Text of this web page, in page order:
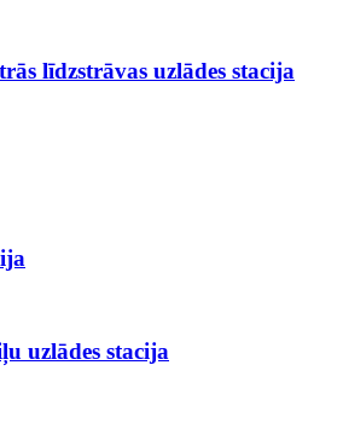
līdzstrāvas uzlādes stacija
uzlādes stacija